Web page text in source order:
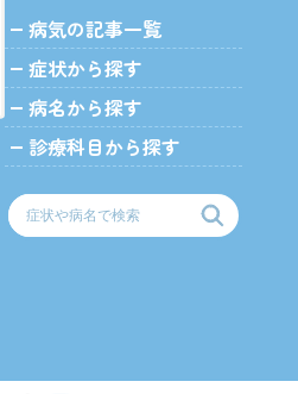
病気の記事一覧
症状から探す
病名から探す
診療科目から探す